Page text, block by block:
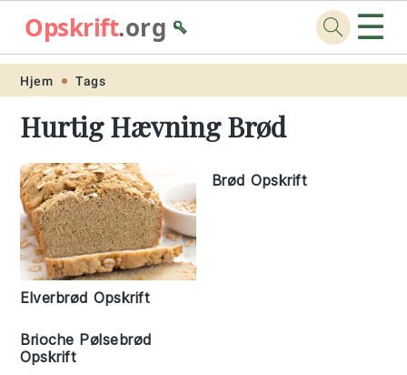
Skip
primary
navigation
Skip
main
content
Skip
primary
sidebar
Skip
footer
Opskrift.org🥄 ☰
Hjem Tags
Hurtig Hævning Brød
Elverbrød Opskrift
Brød Opskrift
Brioche Pølsebrød
Opskrift